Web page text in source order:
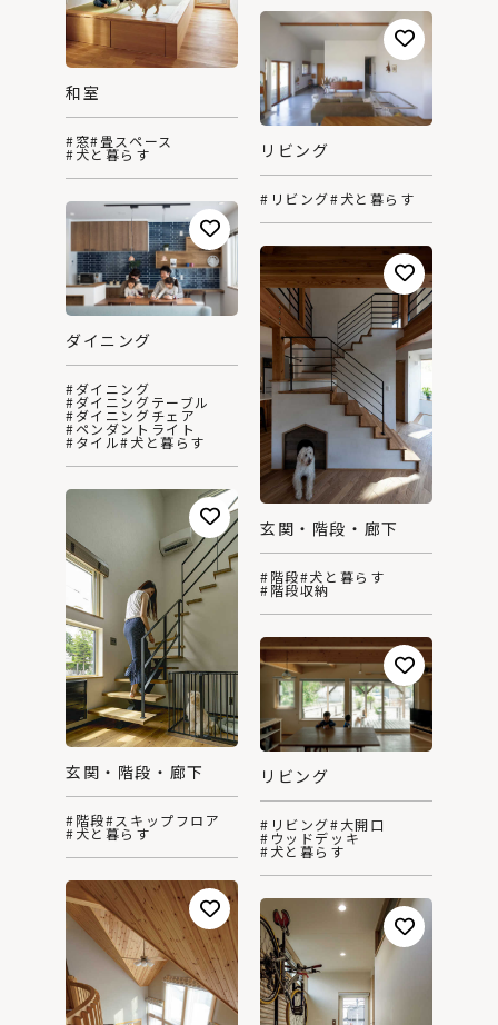
和室
#窓#畳スペース
#犬と暮らす リビング
#リビング#犬と暮らす
ダイニング
#ダイニング
#ダイニングテーブル
#ダイニングチェア
#ペンダントライト
#タイル#犬と暮らす
玄関・階段・廊下
#階段#犬と暮らす
#階段収納
玄関・階段・廊下
#階段#スキップフロア
#犬と暮らす
リビング
#リビング#大開口
#ウッドデッキ
#犬と暮らす